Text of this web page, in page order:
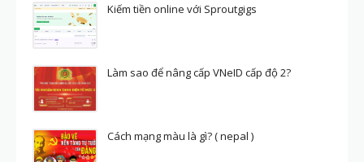
Kiếm tiền online với Sproutgigs
Làm sao để nâng cấp VNeID cấp độ 2?
Cách mạng màu là gì? ( nepal )